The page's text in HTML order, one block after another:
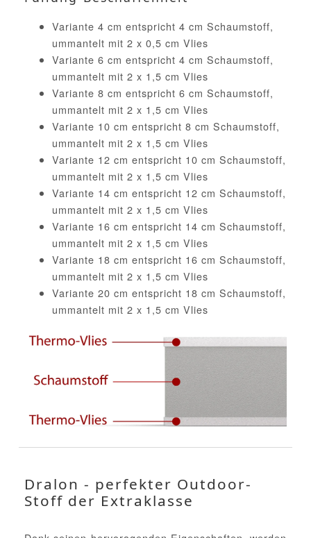
Variante 4 cm entspricht 4 cm Schaumstoff,
ummantelt mit 2 x 0,5 cm Vlies
Variante 6 cm entspricht 4 cm Schaumstoff,
ummantelt mit 2 x 1,5 cm Vlies
Variante 8 cm entspricht 6 cm Schaumstoff,
ummantelt mit 2 x 1,5 cm Vlies
Variante 10 cm entspricht 8 cm Schaumstoff,
ummantelt mit 2 x 1,5 cm Vlies
Variante 12 cm entspricht 10 cm Schaumstoff,
ummantelt mit 2 x 1,5 cm Vlies
Variante 14 cm entspricht 12 cm Schaumstoff,
ummantelt mit 2 x 1,5 cm Vlies
Variante 16 cm entspricht 14 cm Schaumstoff,
ummantelt mit 2 x 1,5 cm Vlies
Variante 18 cm entspricht 16 cm Schaumstoff,
ummantelt mit 2 x 1,5 cm Vlies
Variante 20 cm entspricht 18 cm Schaumstoff,
ummantelt mit 2 x 1,5 cm Vlies
Dralon - perfekter Outdoor-
Stoff der Extraklasse